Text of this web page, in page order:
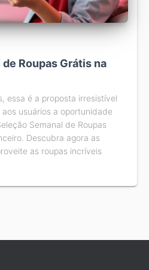
Roupas Grátis na
essa é a proposta irresistível
usuários a oportunidade
Semanal de Roupas
Descubra agora as
as roupas incríveis